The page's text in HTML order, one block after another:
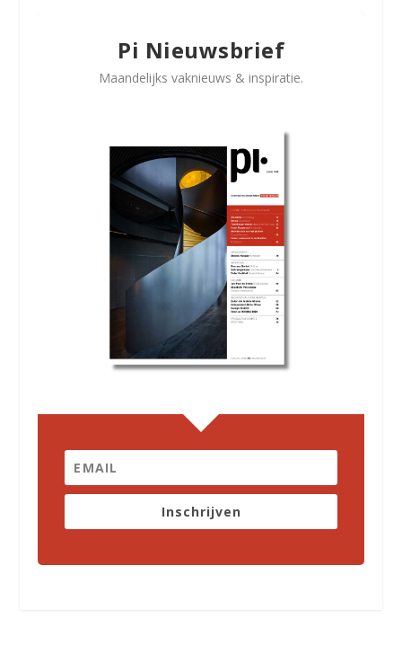
Pi Nieuwsbrief
Maandelijks vaknieuws & inspiratie.
Inschrijven